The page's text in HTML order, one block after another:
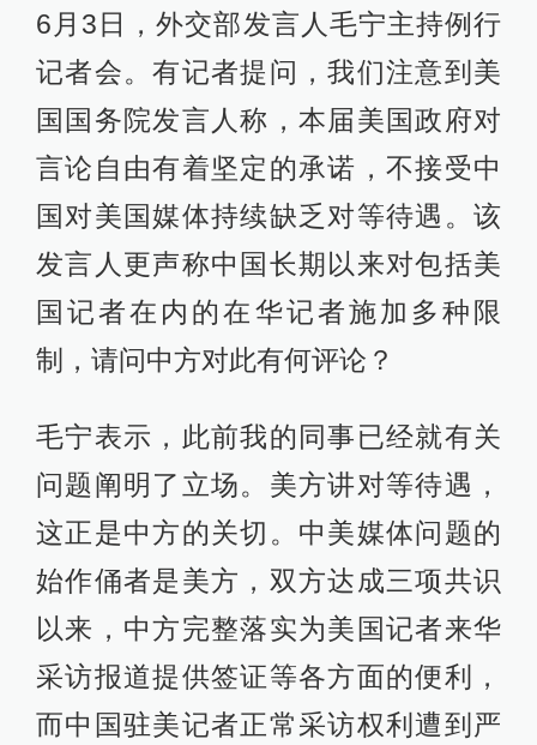
6月3日，外交部发言人毛宁主持例行
记者会。有记者提问，我们注意到美
国国务院发言人称，本届美国政府对
言论自由有着坚定的承诺，不接受中
国对美国媒体持续缺乏对等待遇。该
发言人更声称中国长期以来对包括美
国记者在内的在华记者施加多种限
制，请问中方对此有何评论？
毛宁表示，此前我的同事已经就有关
问题阐明了立场。美方讲对等待遇，
这正是中方的关切。中美媒体问题的
始作俑者是美方，双方达成三项共识
以来，中方完整落实为美国记者来华
采访报道提供签证等各方面的便利，
而中国驻美记者正常采访权利遭到严